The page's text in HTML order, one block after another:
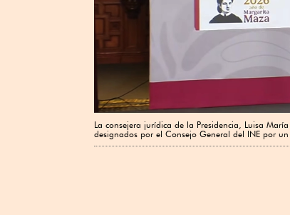
La consejera jurídica de la Presidencia, Luisa
designados por el Consejo General del INE por